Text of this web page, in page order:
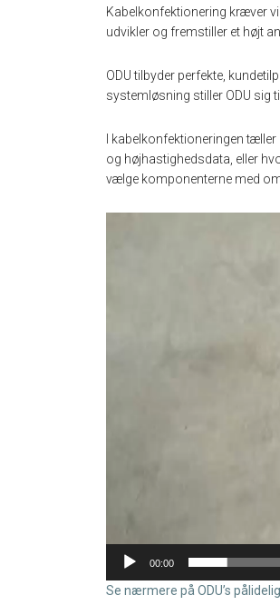
Kabelkonfektionering kræver
udvikler og fremstiller et højt
ODU tilbyder perfekte,
systemløsning stiller ODU sig
I kabelkonfektioneringen
og højhastighedsdata, eller
vælge komponenterne med
00:00
Se nærmere på ODU’s